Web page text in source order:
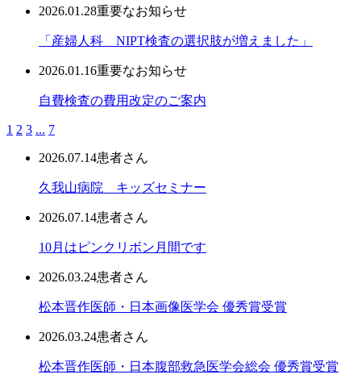
2026.01.28重要なお知らせ
「産婦人科 NIPT検査の選択肢が増えました」
2026.01.16重要なお知らせ
自費検査の費用改定のご案内
1 2 3 ... 7
2026.07.14患者さん
久我山病院 キッズセミナー
2026.07.14患者さん
10月はピンクリボン月間です
2026.03.24患者さん
松本晋作医師・日本画像医学会 優秀賞受賞
2026.03.24患者さん
松本晋作医師・日本腹部救急医学会総会 優秀賞受賞